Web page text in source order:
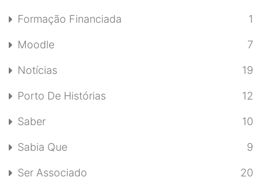
Formação Financiada 1
Moodle 7
Notícias 19
Porto De Histórias 12
Saber 10
Sabia Que 9
Ser Associado 20